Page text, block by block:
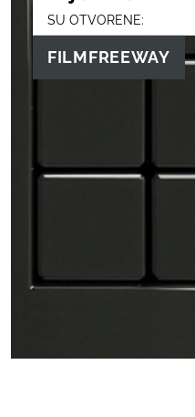
SU OTVORENE:
FILMFREEWAY